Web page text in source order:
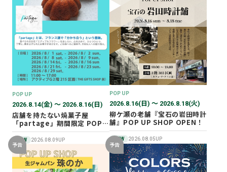
POP UP
2026.8.14(金) 〜 2026.8.16(日)
店舗を持たない焼菓子屋
「partage」期間限定 POP
UP SHOP オープン！
NEW 2026.08.09UP
POP UP
2026.8.16(日) 〜 2026.8.18(火)
柳ケ瀬の老舗『宝石の岩田時計
舗』POP UP SHOP OPEN！
NEW 2026.08.05UP
予告 予告